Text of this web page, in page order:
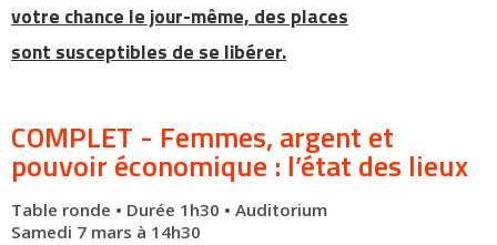
votre chance le jour-même, des places
sont susceptibles de se libérer.
COMPLET - Femmes, argent et
pouvoir économique : l’état des lieux
Table ronde • Durée 1h30 • Auditorium
Samedi 7 mars à 14h30